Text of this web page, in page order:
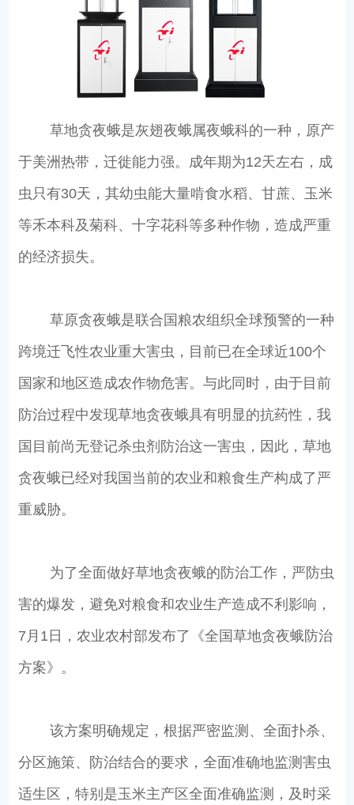
草地贪夜蛾是灰翅夜蛾属夜蛾科的一种，原产
于美洲热带，迁徙能力强。成年期为12天左右，成
虫只有30天，其幼虫能大量啃食水稻、甘蔗、玉米
等禾本科及菊科、十字花科等多种作物，造成严重
的经济损失。
草原贪夜蛾是联合国粮农组织全球预警的一种
跨境迁飞性农业重大害虫，目前已在全球近100个
国家和地区造成农作物危害。与此同时，由于目前
防治过程中发现草地贪夜蛾具有明显的抗药性，我
国目前尚无登记杀虫剂防治这一害虫，因此，草地
贪夜蛾已经对我国当前的农业和粮食生产构成了严
重威胁。
为了全面做好草地贪夜蛾的防治工作，严防虫
害的爆发，避免对粮食和农业生产造成不利影响，
7月1日，农业农村部发布了《全国草地贪夜蛾防治
方案》。
该方案明确规定，根据严密监测、全面扑杀、
分区施策、防治结合的要求，全面准确地监测害虫
适生区，特别是玉米主产区全面准确监测，及时采